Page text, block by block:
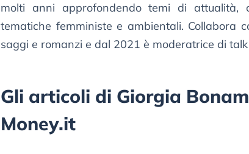
molti anni approfondendo temi di attualità,
tematiche femministe e ambientali. Collabora
saggi e romanzi e dal 2021 è moderatrice di
Gli articoli di Giorgia
Money.it